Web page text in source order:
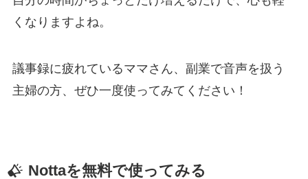
くなりますよね。
議事録に疲れているママさん、副業で音声を扱う
主婦の方、ぜひ一度使ってみてください！
Nottaを無料で使ってみる